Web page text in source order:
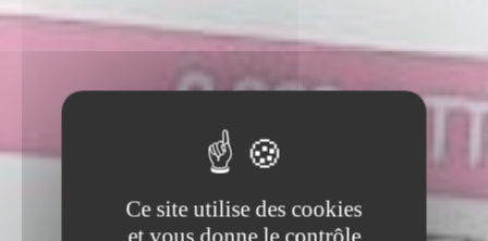
Ce site utilise des cookies